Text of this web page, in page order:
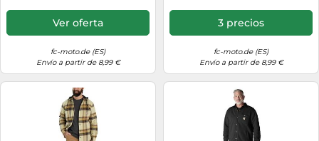
Ver oferta
fc-moto.de (ES)
Envío a partir de 8,99 €
3 precios
fc-moto.de (ES)
Envío a partir de 8,99 €